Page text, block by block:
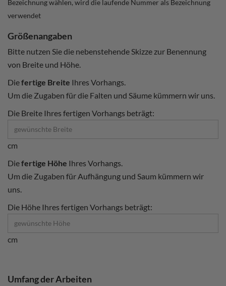
Bezeichnung wählen, wird die laufende Nummer als Bezeichnung
verwendet
Größenangaben
Bitte nutzen Sie die nebenstehende Skizze zur Benennung
von Breite und Höhe.
Diefertige Breite Ihres Vorhangs.
Um die Zugaben für die Falten und Säume kümmern wir uns.
Die Breite Ihres fertigen Vorhangs beträgt:
cm
Diefertige Höhe Ihres Vorhangs.
Um die Zugaben für Aufhängung und Saum kümmern wir
uns.
Die Höhe Ihres fertigen Vorhangs beträgt:
cm
Umfang der Arbeiten